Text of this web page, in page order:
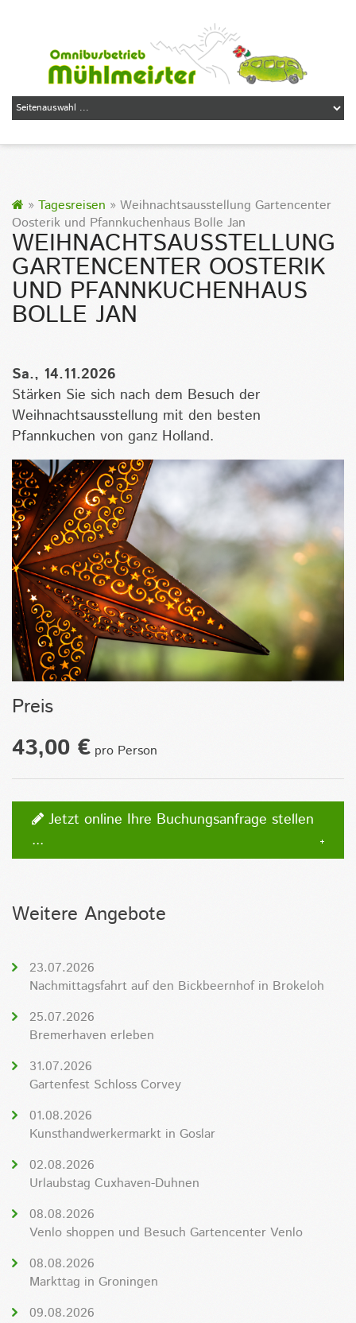
» Tagesreisen » Weihnachtsausstellung Gartencenter
Oosterik und Pfannkuchenhaus Bolle Jan
WEIHNACHTSAUSSTELLUNG
GARTENCENTER OOSTERIK
UND PFANNKUCHENHAUS
BOLLE JAN
Sa., 14.11.2026
Stärken Sie sich nach dem Besuch der
Weihnachtsausstellung mit den besten
Pfannkuchen von ganz Holland.
Preis
43,00 € pro Person
Jetzt online Ihre Buchungsanfrage stellen
...
Weitere Angebote
23.07.2026
Nachmittagsfahrt auf den Bickbeernhof in Brokeloh
25.07.2026
Bremerhaven erleben
31.07.2026
Gartenfest Schloss Corvey
01.08.2026
Kunsthandwerkermarkt in Goslar
02.08.2026
Urlaubstag Cuxhaven-Duhnen
08.08.2026
Venlo shoppen und Besuch Gartencenter Venlo
08.08.2026
Markttag in Groningen
09.08.2026